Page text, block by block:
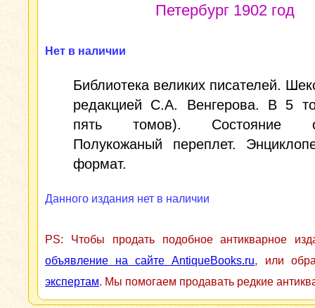
Петербург 1902 год
Нет в наличии
Библиотека великих писателей.
редакцией С.А. Венгерова. В 5
пять томов). Состояние
Полукожаный переплет.
формат.
Данного издания нет в наличии
PS: Чтобы продать подобное антикварное
объявление на сайте AntiqueBooks.ru, или
экспертам. Мы помогаем продавать редкие